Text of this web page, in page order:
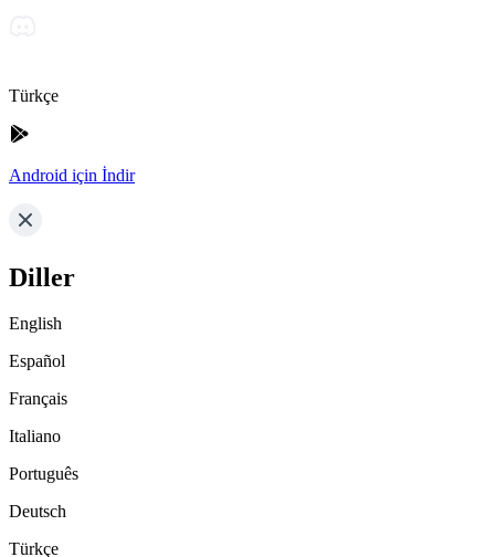
Türkçe
Android için İndir
Diller
English
Español
Français
Italiano
Português
Deutsch
Türkçe